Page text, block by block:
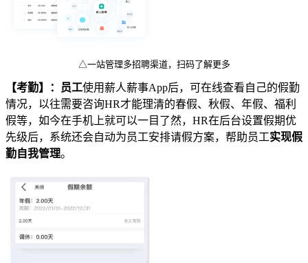
△一站管理多招聘渠道，扫码了解更多
【考勤】： 员工使用薪人薪事App后，可在线查看自己的假勤
情况，以往需要咨询HR才能理清的春假、秋假、年假、福利
假等，如今在手机上就可以一目了然，HR在后台设置假期优
先级后，系统还会自动为员工安排请假方案，帮助员工实现假
勤自我管理。